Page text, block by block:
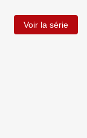
Voir la série